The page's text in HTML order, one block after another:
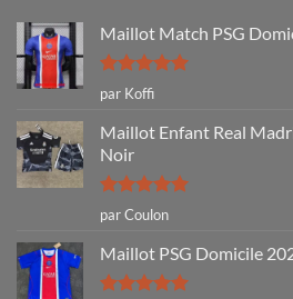
Maillot Match PSG
Note5sur
5
par Koffi
Maillot Enfant Real
Noir
Note5sur
5
par Coulon
Maillot PSG Domicile